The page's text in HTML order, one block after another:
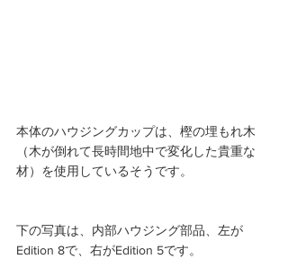
本体のハウジングカップは、樫の埋もれ木
（木が倒れて長時間地中で変化した貴重な
材）を使用しているそうです。
下の写真は、内部ハウジング部品、左が
Edition 8で、右がEdition 5です。